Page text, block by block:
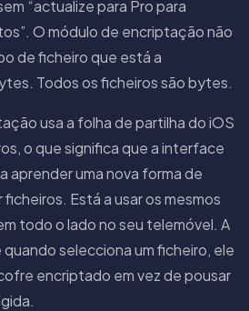
“actualize para Pro para
O módulo de encriptação não
de ficheiro que está a
Todos os ficheiros são bytes.
usa a folha de partilha do iOS
o que significa que a interface
aprender uma nova forma de
Está a usar os mesmos
todo o lado no seu telemóvel. A
selecciona um ficheiro, ele
encriptado em vez de pousar